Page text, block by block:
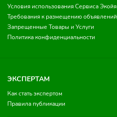
Условия использования Сервиса Экойя
Требования к размещению объявлений
Запрещенные Товары и Услуги
Политика конфиденциальности
ЭКСПЕРТАМ
Как стать экспертом
Правила публикации